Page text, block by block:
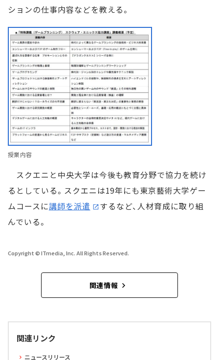
ションの仕事内容などを教える。
授業内容
スクエニと中央大学は今後も教育分野で協力を続け
るとしている。スクエニは19年にも東京藝術大学ゲー
ムコースに講師を派遣
するなど、人材育成に取り組
んでいる。
Copyright © ITmedia, Inc. All Rights Reserved.
関連情報
関連リンク
ニュースリリース